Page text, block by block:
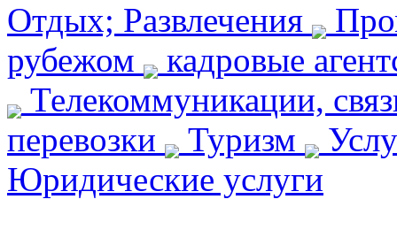
Отдых; Развлечения
рубежом
кадровые
Телекоммуникации,
перевозки
Туризм
Юридические услуги